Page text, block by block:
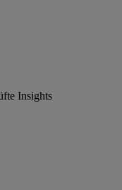
Insights